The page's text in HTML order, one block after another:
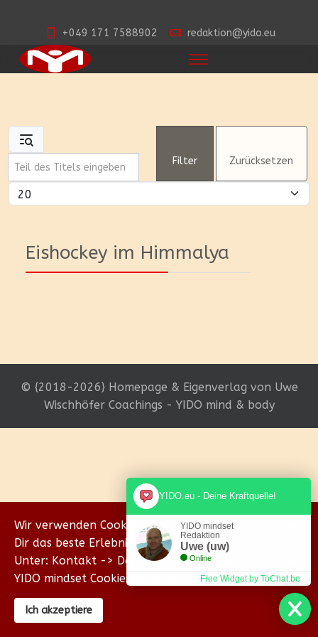
+049 171 7588902 redaktion@yido.eu
Teil des Titels eingeben
Filter Zurücksetzen
Anzeige #
Eishockey im Himmalya
© {2018-2026} Homepage & Eigenverlag von Uwe
Wischhöfer Coachings - YIDO mind & body
Wir verwenden Cookies, um sicherzustellen, dass wir
Dir das beste Erlebnis auf unserer Website bieten.
Unter: Kontakt -> Datenschutz erklären wir Dir, wie
YIDO mindset Cookies verwendet.
Ich akzeptiere
YIDO.eu - Deine Kraftquelle!
YIDO mindset
Redaktion
Uwe (uw)
Online
Free Widget by ToChat.be